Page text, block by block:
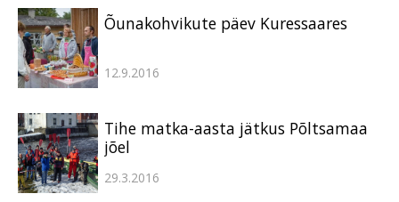
Õunakohvikute päev Kuressaares
12.9.2016
Tihe matka-aasta jätkus Põltsamaa
jõel
29.3.2016